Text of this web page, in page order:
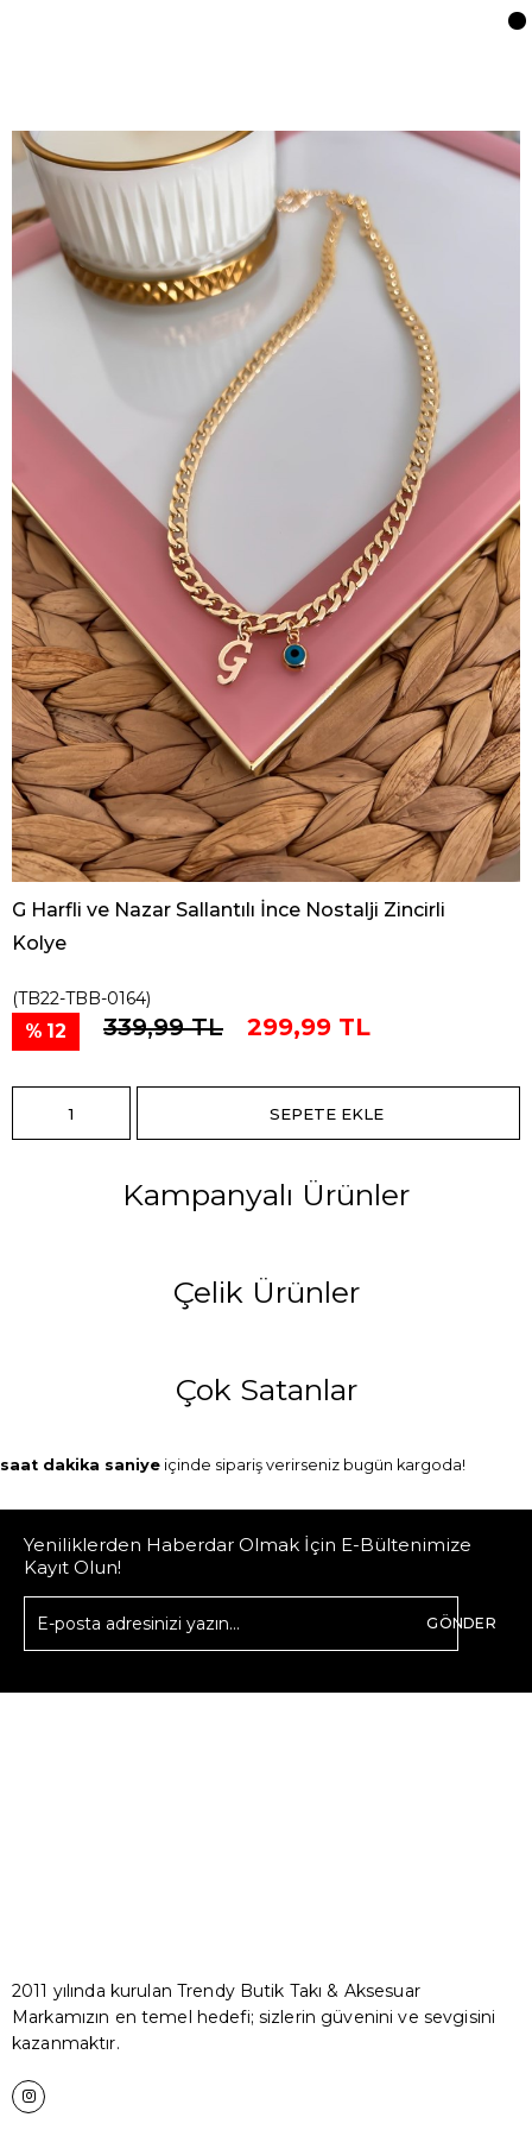
G Harfli ve Nazar Sallantılı İnce Nostalji Zincirli
Kolye
(TB22-TBB-0164)
12 339,99 TL 299,99 TL
Kampanyalı Ürünler
Çelik Ürünler
Çok Satanlar
saat dakika saniye içinde sipariş verirseniz bugün kargoda!
Yeniliklerden Haberdar Olmak İçin E-Bültenimize
Kayıt Olun!
GÖNDER
2011 yılında kurulan Trendy Butik Takı & Aksesuar
Markamızın en temel hedefi; sizlerin güvenini ve sevgisini
kazanmaktır.